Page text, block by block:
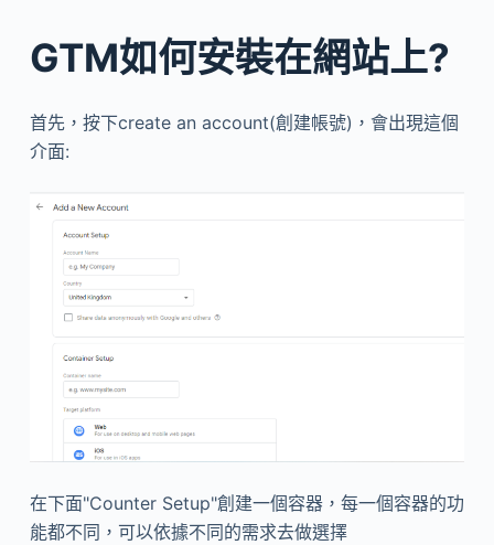
GTM如何安裝在網站上?
首先，按下create an account(創建帳號)，會出現這個
介面:
在下面"Counter Setup"創建一個容器，每一個容器的功
能都不同，可以依據不同的需求去做選擇